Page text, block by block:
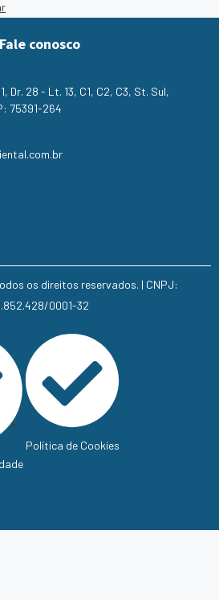
Fale conosco
Dr. 28 - Lt. 13, C1, C2, C3, St. Sul,
75391-264
os direitos reservados. | CNPJ:
0001-32
Política de Cookies